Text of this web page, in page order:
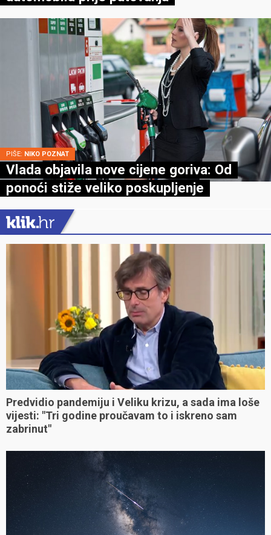
PIŠE: NIKO POZNAT
Vlada objavila nove cijene goriva: Od
ponoći stiže veliko poskupljenje
Predvidio pandemiju i Veliku krizu, a sada ima loše
vijesti: "Tri godine proučavam to i iskreno sam
zabrinut"